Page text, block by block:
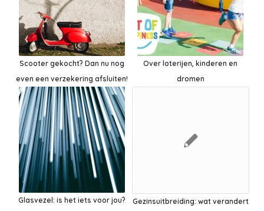
Scooter gekocht? Dan nu nog
even een verzekering afsluiten!
Over loterijen, kinderen en
dromen
Glasvezel: is het iets voor jou?
Gezinsuitbreiding: wat verandert